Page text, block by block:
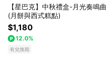
【星巴克】中秋禮盒-月光奏鳴曲
(月餅與西式糕點)
$1,180
12.0%
有兌換期